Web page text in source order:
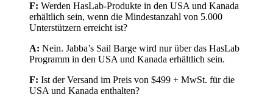
F: Werden HasLab-Produkte in den USA und Kanada
erhältlich sein, wenn die Mindestanzahl von 5.000
Unterstützern erreicht ist?
A: Nein. Jabba’s Sail Barge wird nur über das HasLab
Programm in den USA und Kanada erhältlich sein.
F: Ist der Versand im Preis von $499 + MwSt. für die
USA und Kanada enthalten?